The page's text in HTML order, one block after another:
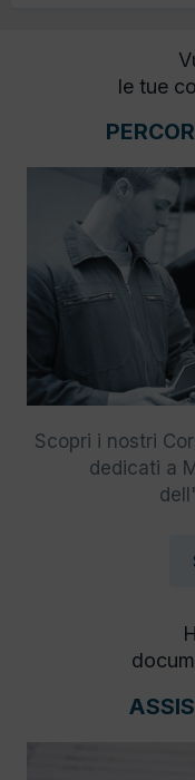
le tue
Scopri i nostri
dedicati a